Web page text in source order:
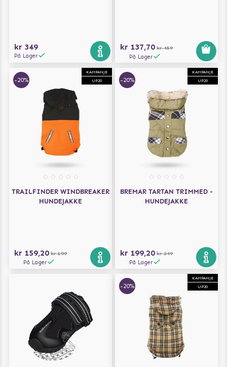
kr 349
På Lager
kr 137,70 kr 459
På Lager
KAMPANJE
UP20
-20%
TRAILFINDER WINDBREAKER
HUNDEJAKKE
kr 159,20 kr 199
På Lager
KAMPANJE
UP20
-20%
BREMAR TARTAN TRIMMED -
HUNDEJAKKE
kr 199,20 kr 249
På Lager
KAMPANJE
UP20
-20%